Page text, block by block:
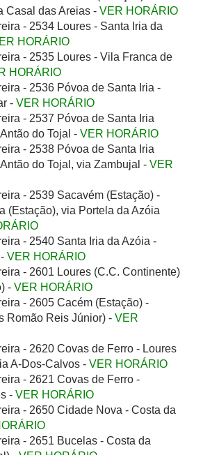
Casal das Areias - VER HORÁRIO
- 2534 Loures - Santa Iria da
HORÁRIO
- 2535 Loures - Vila Franca de
HORÁRIO
- 2536 Póvoa de Santa Iria -
- VER HORÁRIO
- 2537 Póvoa de Santa Iria
do Tojal - VER HORÁRIO
- 2538 Póvoa de Santa Iria
do Tojal, via Zambujal - VER
- 2539 Sacavém (Estação) -
(Estação), via Portela da Azóia
- 2540 Santa Iria da Azóia -
VER HORÁRIO
- 2601 Loures (C.C. Continente)
- VER HORÁRIO
- 2605 Cacém (Estação) -
Romão Reis Júnior) - VER
- 2620 Covas de Ferro - Loures
A-Dos-Calvos - VER HORÁRIO
- 2621 Covas de Ferro -
- VER HORÁRIO
- 2650 Cidade Nova - Costa da
- 2651 Bucelas - Costa da